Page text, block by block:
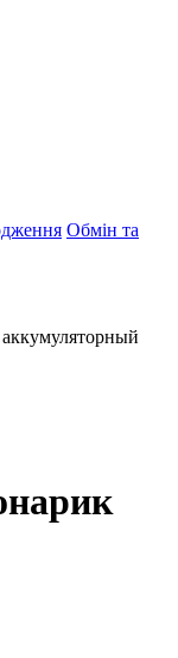
Обмін та